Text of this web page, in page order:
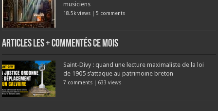
musiciens
18.5k views |5 comments
Articles les + commentés ce mois
Saint-Divy : quand une lecture maximaliste de la loi
de 1905 s’attaque au patrimoine breton
7 comments 633 views